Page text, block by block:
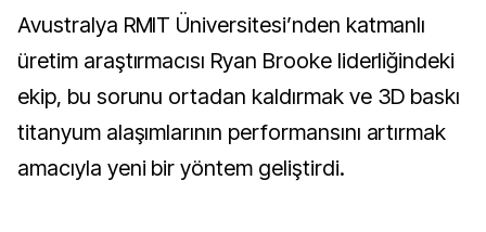
Avustralya RMIT Üniversitesi’nden katmanlı
üretim araştırmacısı Ryan Brooke liderliğindeki
ekip, bu sorunu ortadan kaldırmak ve 3D baskı
titanyum alaşımlarının performansını artırmak
amacıyla yeni bir yöntem geliştirdi.